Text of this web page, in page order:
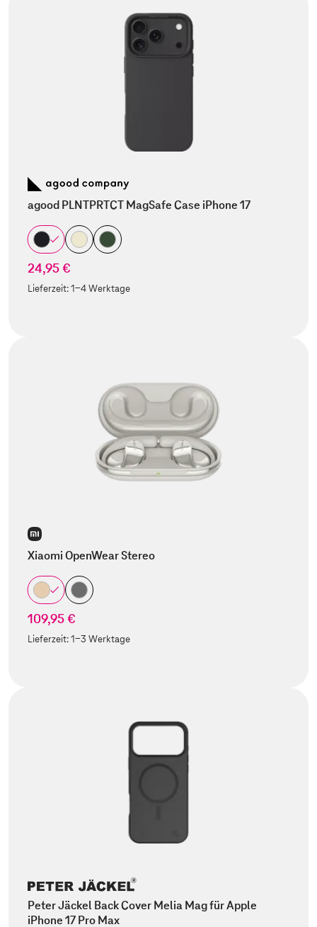
agood PLNTPRTCT MagSafe Case iPhone 17
24,95 €
Lieferzeit:1-4 Werktage
Xiaomi OpenWear Stereo
109,95 €
Lieferzeit:1-3 Werktage
Peter Jäckel Back Cover Melia Mag für Apple
iPhone 17 Pro Max